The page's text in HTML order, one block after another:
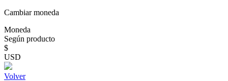
Cambiar moneda
Moneda
Según producto
$
USD
Volver